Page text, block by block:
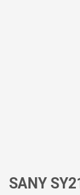
SANY